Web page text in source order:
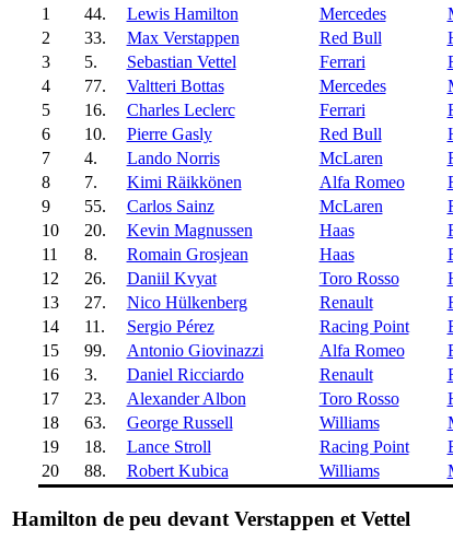
1
44. Lewis Hamilton Mercedes
2
33. Max Verstappen Red Bull
3
5. Sebastian Vettel Ferrari
4
77. Valtteri Bottas Mercedes
5
16. Charles Leclerc Ferrari
6
10. Pierre Gasly Red Bull
7
4. Lando Norris McLaren
8
7. Kimi Räikkönen Alfa Romeo
9
55. Carlos Sainz McLaren
10
20. Kevin Magnussen Haas
11
8. Romain Grosjean Haas
12
26. Daniil Kvyat Toro Rosso
13
27. Nico Hülkenberg Renault
14
11. Sergio Pérez Racing Point
15
99. Antonio Giovinazzi Alfa Romeo
16
3. Daniel Ricciardo Renault
17
23. Alexander Albon Toro Rosso
18
63. George Russell Williams
19
18. Lance Stroll Racing Point
20
88. Robert Kubica Williams
Hamilton de peu devant Verstappen et Vettel